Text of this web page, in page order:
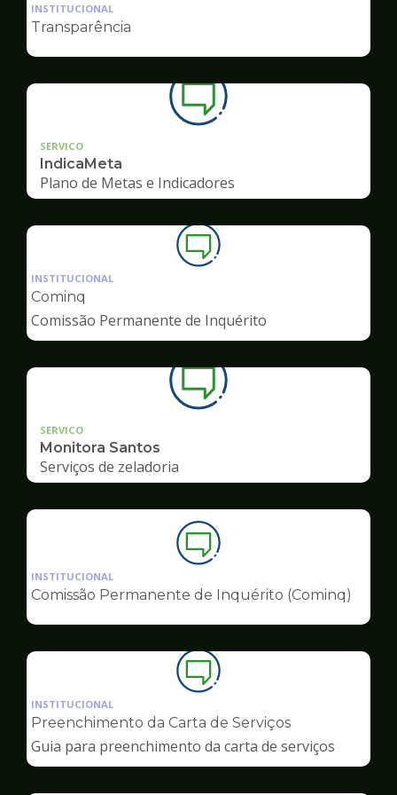
Ouvidoria
INSTITUCIONAL
Transparência
SERVICO
IndicaMeta
Plano de Metas e Indicadores
Ilustração
da
de
Ouvidoria
INSTITUCIONAL
Cominq
Comissão Permanente de Inquérito
SERVICO
Monitora Santos
Serviços de zeladoria
Ilustração
da
pagina
Ouvidoria
INSTITUCIONAL
Comissão Permanente de Inquérito (Cominq)
Ilustração
da
pagina
de
Ouvidoria
INSTITUCIONAL
Preenchimento da Carta de Serviços
Guia para preenchimento da carta de serviços